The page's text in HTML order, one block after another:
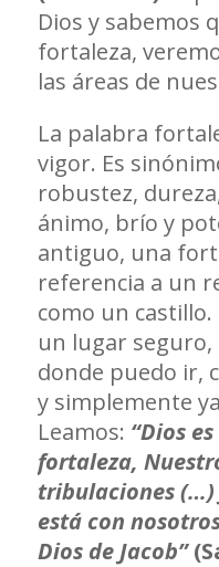
Dios y sabemos
fortaleza,
las áreas de
La palabra
vigor. Es
robustez,
ánimo, brío y
antiguo, una
referencia a un
como un
un lugar
donde puedo ir,
y simplemente
Leamos: “Dios
fortaleza,
tribulaciones (…)
está con
Dios de Jacob”